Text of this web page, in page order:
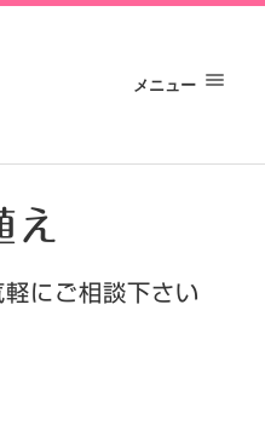
メニュー
にご相談下さい